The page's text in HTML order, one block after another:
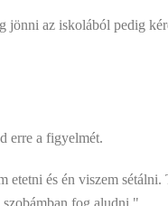
jönni az iskolából pedig
erre a figyelmét.
etetni és én viszem sétálni.